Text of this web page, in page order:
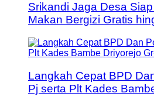
Srikandi Jaga Desa
Makan Bergizi Gratis
Langkah Cepat BPD
Pj serta Plt Kades